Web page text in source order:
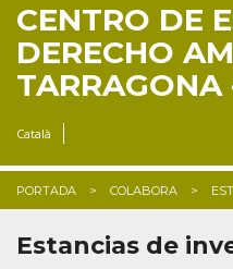
Pasantías
Estancias de investigación
Donaciones
BLOG
CENTRO DE
DERECHO
TARRAGONA
Català
PORTADA COLABORA
Estancias de